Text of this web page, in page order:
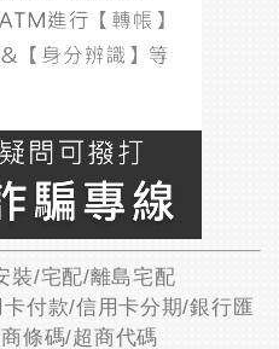
裝/宅配/離島宅配
付款/信用卡分期/銀行匯
條碼/超商代碼